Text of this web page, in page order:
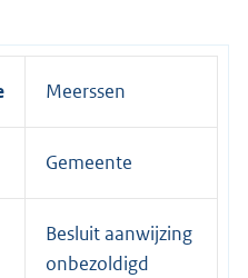
Meerssen
Gemeente
Besluit aanwijzing
onbezoldigd